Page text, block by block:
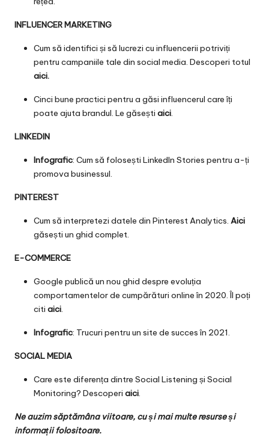
INFLUENCER MARKETING
Cum să identifici și să lucrezi cu influencerii potriviți
pentru campaniile tale din social media. Descoperi totul
aici.
Cinci bune practici pentru a găsi influencerul care îți
poate ajuta brandul. Le găsești aici.
LINKEDIN
Infografic: Cum să folosești LinkedIn Stories pentru a-ți
promova businessul.
PINTEREST
Cum să interpretezi datele din Pinterest Analytics. Aici
găsești un ghid complet.
E-COMMERCE
Google publică un nou ghid despre evoluția
comportamentelor de cumpărături online în 2020. Îl poți
citi aici.
Infografic: Trucuri pentru un site de succes în 2021.
SOCIAL MEDIA
Care este diferența dintre Social Listening și Social
Monitoring? Descoperi aici.
Ne auzim săptămâna viitoare, cu și mai multe resurse și
informații folositoare.